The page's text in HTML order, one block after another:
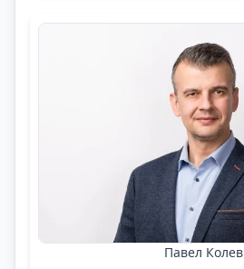
Павел Колев